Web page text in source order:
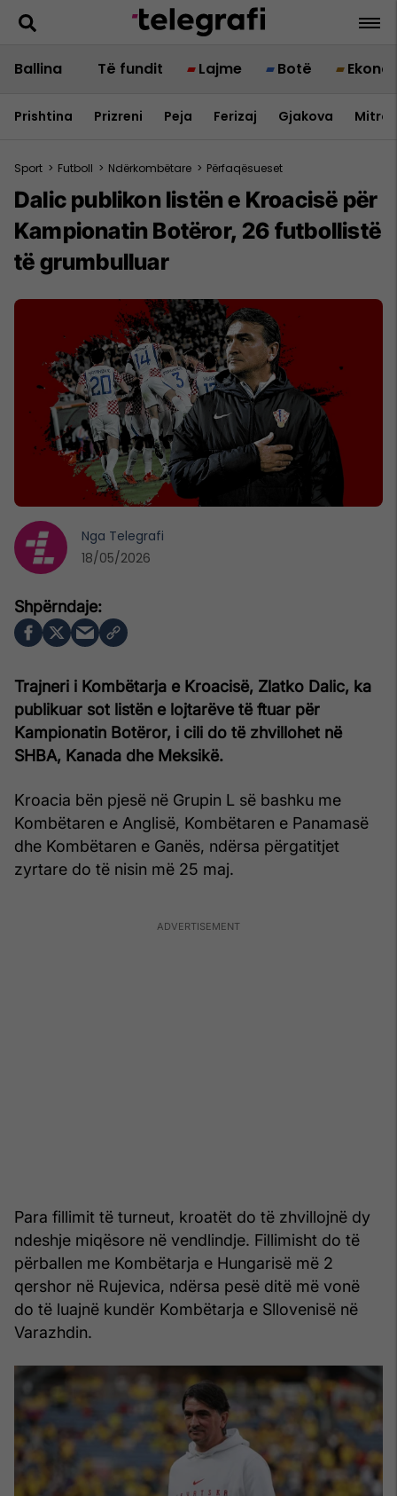
Ballina Të fundit Lajme Botë
Prishtina Prizreni Peja Ferizaj Gjakova
Sport > Futboll > Ndërkombëtare > Përfaqësueset
Dalic publikon listën e Kroacisë për
Kampionatin Botëror, 26 futbollistë
të grumbulluar
Trajneri i Kombëtarja e Kroacisë, Zlatko Dalic, ka
publikuar sot listën e lojtarëve të ftuar për
Kampionatin Botëror, i cili do të zhvillohet në
SHBA, Kanada dhe Meksikë.
Kroacia bën pjesë në Grupin L së bashku me
Kombëtaren e Anglisë, Kombëtaren e Panamasë
dhe Kombëtaren e Ganës, ndërsa përgatitjet
zyrtare do të nisin më 25 maj.
Para fillimit të turneut, kroatët do të zhvillojnë dy
ndeshje miqësore në vendlindje. Fillimisht do të
përballen me Kombëtarja e Hungarisë më 2
qershor në Rujevica, ndërsa pesë ditë më vonë
do të luajnë kundër Kombëtarja e Sllovenisë në
Varazhdin.
Nga Telegrafi
18/05/2026